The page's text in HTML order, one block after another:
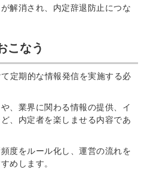
解消され、内定辞退防止につな
こなう
定期的な情報発信を実施する必
、業界に関わる情報の提供、イ
、内定者を楽しませる内容であ
度をルール化し、運営の流れを
めします。
取り組みなどを取材したインタ
採用にまつわる独自の調査レポ
採用に役立つ記事・資料が届く